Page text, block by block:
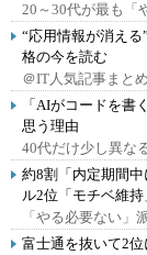
20～30代が最も「
“応用情報が消え
格の今を読む
＠IT人気記事まと
「AIがコードを
思う理由
40代だけ少し異な
約8割「内定期間
ル2位「モチベ維
「やる必要ない」
富士通を抜いて2